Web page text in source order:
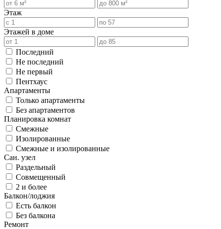
Этаж
Этажей в доме
Последний
Не последний
Не первый
Пентхаус
Апартаменты
Только апартаменты
Без апартаментов
Планировка комнат
Смежные
Изолированные
Смежные и изолированные
Сан. узел
Раздельный
Совмещенный
2 и более
Балкон/лоджия
Есть балкон
Без балкона
Ремонт